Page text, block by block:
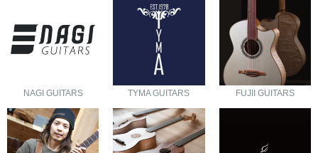
NAGI GUITARS TYMA GUITARS FUJII GUITARS